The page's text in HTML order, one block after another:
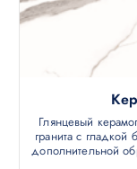
Глянцевый
гранита с
дополнительной